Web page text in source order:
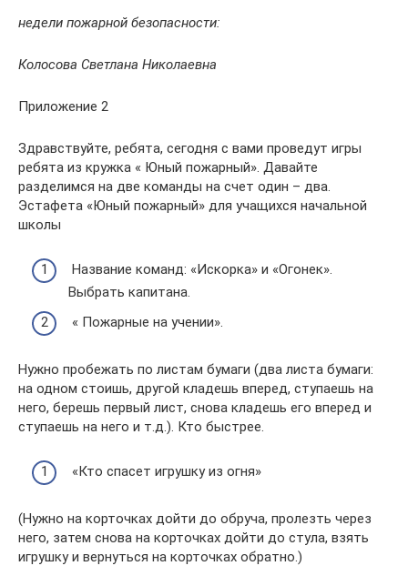
недели пожарной безопасности:
Колосова Светлана Николаевна
Приложение 2
Здравствуйте, ребята, сегодня с вами проведут игры
ребята из кружка « Юный пожарный». Давайте
разделимся на две команды на счет один – два.
Эстафета «Юный пожарный» для учащихся начальной
школы
Название команд: «Искорка» и «Огонек».
Выбрать капитана.
« Пожарные на учении».
Нужно пробежать по листам бумаги (два листа бумаги:
на одном стоишь, другой кладешь вперед, ступаешь на
него, берешь первый лист, снова кладешь его вперед и
ступаешь на него и т.д.). Кто быстрее.
«Кто спасет игрушку из огня»
(Нужно на корточках дойти до обруча, пролезть через
него, затем снова на корточках дойти до стула, взять
игрушку и вернуться на корточках обратно.)